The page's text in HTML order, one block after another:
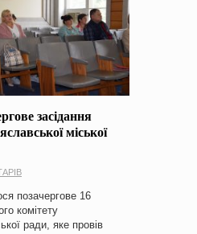
засідання
міської
позачергове 16
комітету
ради, яке провів